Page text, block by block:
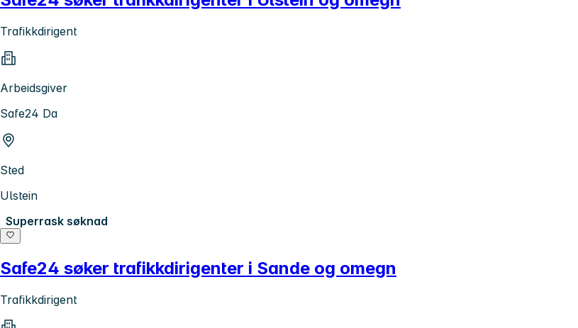
Trafikkdirigent
Arbeidsgiver
Safe24 Da
Sted
Ulstein
Superrask søknad
Safe24 søker trafikkdirigenter i Sande og omegn
Trafikkdirigent